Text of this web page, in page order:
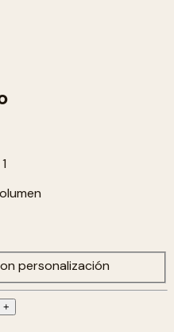
personalización
+